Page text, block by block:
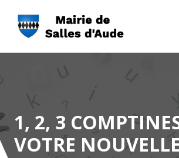
1, 2, 3
VOTRE NOUVELLE